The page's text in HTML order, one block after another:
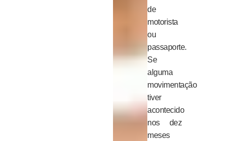
de
motorista
ou
passaporte.
Se
alguma
movimentação
tiver
acontecido
nos dez
meses